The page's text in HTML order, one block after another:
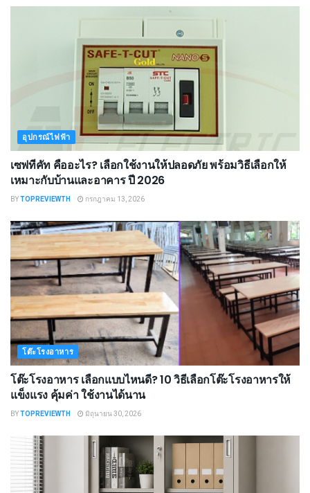
อุปกรณ์ไฟฟ้า
เซฟทีคัท คืออะไร? เลือกใช้งานให้ปลอดภัย พร้อมวิธีเลือกให้
เหมาะกับบ้านและอาคาร ปี 2026
BYTOPREVIEWTH กรกฎาคม 13, 2026
โต๊ะโรงอาหาร
โต๊ะโรงอาหาร เลือกแบบไหนดี? 10 วิธีเลือกโต๊ะโรงอาหารให้
แข็งแรง คุ้มค่า ใช้งานได้นาน
BYTOPREVIEWTH มิถุนายน 30, 2026